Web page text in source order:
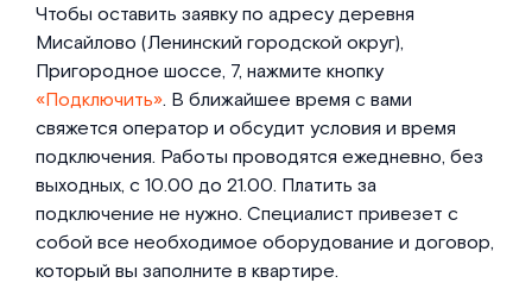
Чтобы оставить заявку по адресу деревня
Мисайлово (Ленинский городской округ),
Пригородное шоссе, 7, нажмите кнопку
«Подключить». В ближайшее время с вами
свяжется оператор и обсудит условия и время
подключения. Работы проводятся ежедневно, без
выходных, с 10.00 до 21.00. Платить за
подключение не нужно. Специалист привезет с
собой все необходимое оборудование и договор,
который вы заполните в квартире.